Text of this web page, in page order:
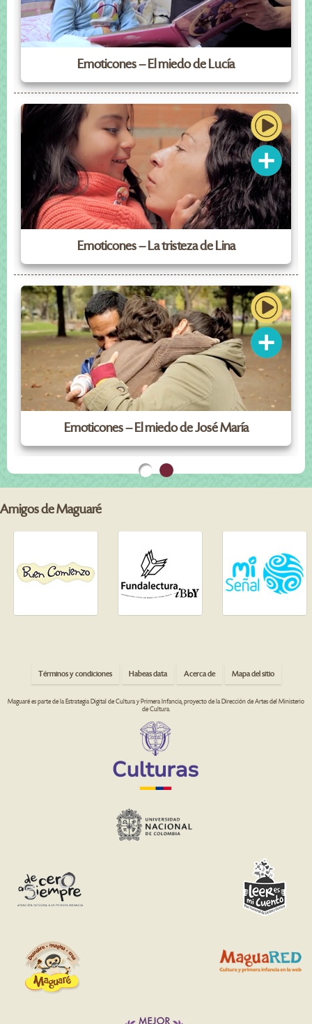
Emoticones – El miedo de Lucía
Emoticones – La tristeza de Lina
Emoticones – El miedo de José María
Amigos de Maguaré
Términos y condiciones Habeas data Acerca de Mapa del sitio
Maguaré es parte de la Estrategia Digital de Cultura y Primera Infancia, proyecto de la Dirección de Artes del Ministerio
de Cultura.